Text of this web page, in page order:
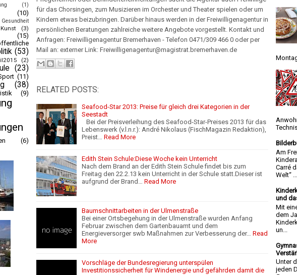
(1)
(10)
Gesundheit
Kunst (3)
(15)
(53)
(2)
(23)
(11)
(38)
(9)
(6)
für das Chorsingen, zum Musizieren im Orchester und Theater spielen oder um
Kindern etwas beizubringen. Darüber hinaus werden in der Freiwilligenagentur in
persönlichen Beratungen zahlreiche weitere Angebote vorgestellt. Kontakt und
Anfragen: Freiwilligenagentur Bremerhaven - Telefon 0471/309 466 0 oder per
Mail an: externer Link: Freiwilligenagentur@magistrat.bremerhaven.de
RELATED POSTS:
Seafood-Star 2013: Preise für gleich drei Kategorien in der
Seestadt
Bei der Preisverleihung des Seafood-Star-Preises 2013 für das
Lebenswerk (v.l.n.r.): André Nikolaus (FischMagazin Redaktion),
Preist…
Read More
Edith Stein Schule:Diese Woche kein Unterricht
Nach dem Brand an der Edith Stein Schule findet bis zum
Freitag den 22.2.13 kein Unterricht in der Schule statt.Dieser ist
aufgrund der Brand…
Read More
Baumschnittarbeiten in der Ulmenstraße
Bei einer Ortsbegehung in der Ulmenstraße wurden Anfang
Februar zwischen dem Gartenbauamt und dem
Energieversorger swb Maßnahmen zur Verbesserung der…
Read
More
Vorschläge der Bundesregierung unterspülen
Investitionssicherheit für Windenergie und gefährden damit die
Am
Carré
Welt“ ...
und
Mit
dem
un...
Unter
jeden